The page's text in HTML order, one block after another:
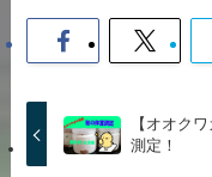
【オオク
測定！